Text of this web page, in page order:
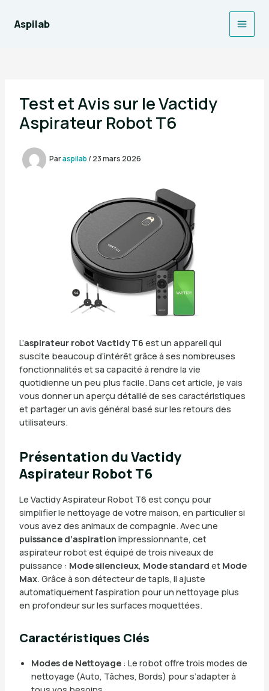
contenu
Aspilab
Main
Test et Avis sur le Vactidy
Aspirateur Robot T6
Paraspilab/ 23 mars 2026
L’aspirateur robot Vactidy T6 est un appareil qui
suscite beaucoup d’intérêt grâce à ses nombreuses
fonctionnalités et sa capacité à rendre la vie
quotidienne un peu plus facile. Dans cet article, je vais
vous donner un aperçu détaillé de ses caractéristiques
et partager un avis général basé sur les retours des
utilisateurs.
Présentation du Vactidy
Aspirateur Robot T6
Le Vactidy Aspirateur Robot T6 est conçu pour
simplifier le nettoyage de votre maison, en particulier si
vous avez des animaux de compagnie. Avec une
puissance d’aspiration impressionnante, cet
aspirateur robot est équipé de trois niveaux de
puissance : Mode silencieux, Mode standard et Mode
Max. Grâce à son détecteur de tapis, il ajuste
automatiquement l’aspiration pour un nettoyage plus
en profondeur sur les surfaces moquettées.
Caractéristiques Clés
Modes de Nettoyage: Le robot offre trois modes de
nettoyage (Auto, Tâches, Bords) pour s’adapter à